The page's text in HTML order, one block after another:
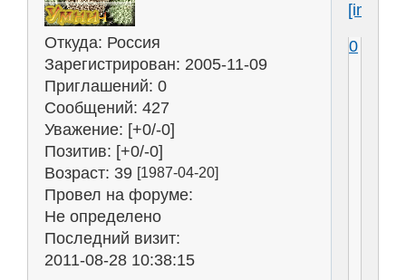
Откуда: Россия
Зарегистрирован: 2005-11-09
Приглашений: 0
Сообщений: 427
Уважение: [+0/-0]
Позитив: [+0/-0]
Возраст: 39 [1987-04-20]
Провел на форуме:
Не определено
Последний визит:
2011-08-28 10:38:15
0